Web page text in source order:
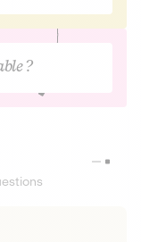
?